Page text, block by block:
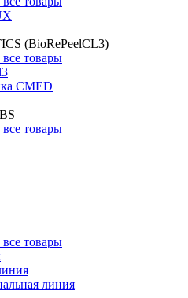
(BioRePeelCL3)
товары
CMED
товары
товары
линия